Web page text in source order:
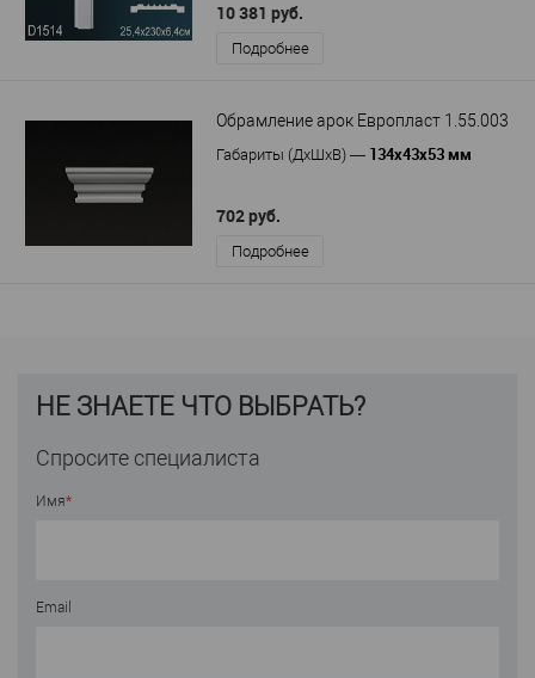
10 381 руб.
Подробнее
Обрамление арок Европласт 1.55.003
Габариты (ДхШхВ) — 134х43х53 мм
702 руб.
Подробнее
НЕ ЗНАЕТЕ ЧТО ВЫБРАТЬ?
Спросите специалиста
Имя*
Email